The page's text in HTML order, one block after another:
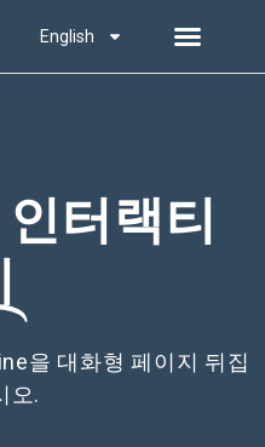
English
터랙티
을 대화형 페이지 뒤집
오.